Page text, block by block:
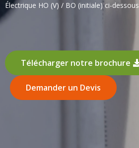
Électrique HO (V) / BO (initiale) ci-dessous
Télécharger notre brochure
Demander un Devis